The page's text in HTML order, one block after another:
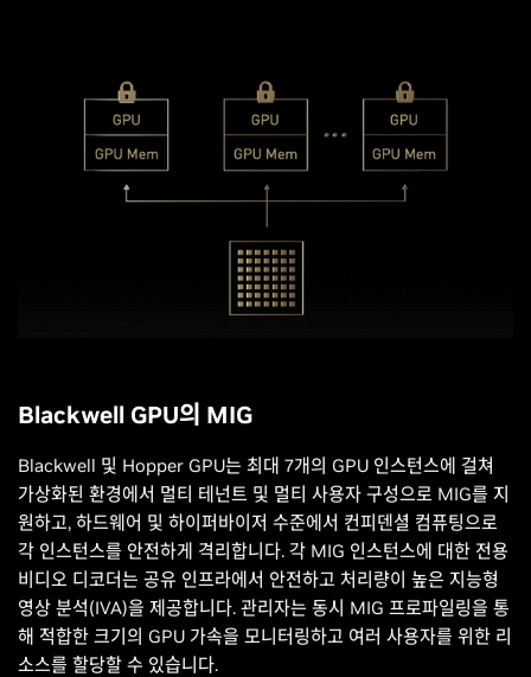
Blackwell GPU의 MIG
Blackwell 및 Hopper GPU는 최대 7개의 GPU 인스턴스에 걸쳐
가상화된 환경에서 멀티 테넌트 및 멀티 사용자 구성으로 MIG를 지
원하고, 하드웨어 및 하이퍼바이저 수준에서 컨피덴셜 컴퓨팅으로
각 인스턴스를 안전하게 격리합니다. 각 MIG 인스턴스에 대한 전용
비디오 디코더는 공유 인프라에서 안전하고 처리량이 높은 지능형
영상 분석(IVA)을 제공합니다. 관리자는 동시 MIG 프로파일링을 통
해 적합한 크기의 GPU 가속을 모니터링하고 여러 사용자를 위한 리
소스를 할당할 수 있습니다.